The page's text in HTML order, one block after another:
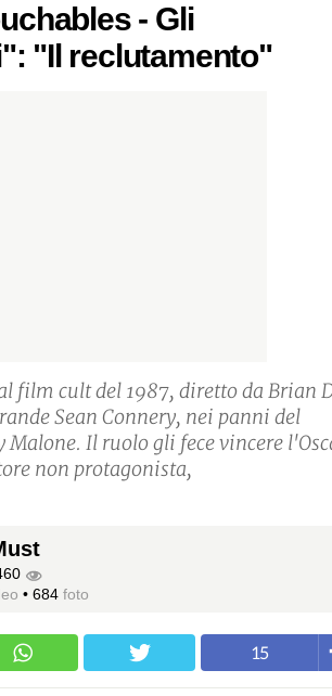
- Gli
"Il reclutamento"
film cult del 1987, diretto da Brian
Sean Connery, nei panni del
Il ruolo gli fece vincere
non protagonista,
• 684 foto
15